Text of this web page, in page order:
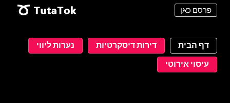
פרסם כאן
דף הבית דירות דיסקרטיות
נערות ליווי
עיסוי אירוטי